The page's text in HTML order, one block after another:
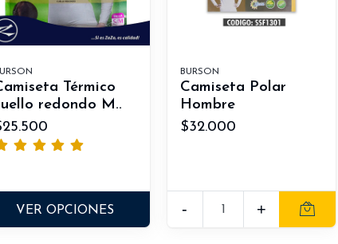
Térmico
redondo M..
VER OPCIONES
BURSON
Camiseta Polar
Hombre
$32.000
- +